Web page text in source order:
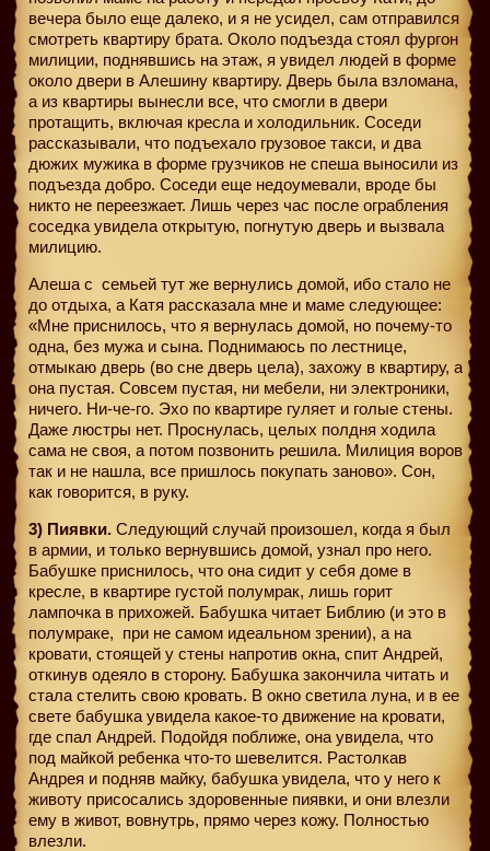
вечера было еще далеко, и я не усидел, сам отправился
смотреть квартиру брата. Около подъезда стоял фургон
милиции, поднявшись на этаж, я увидел людей в форме
около двери в Алешину квартиру. Дверь была взломана,
а из квартиры вынесли все, что смогли в двери
протащить, включая кресла и холодильник. Соседи
рассказывали, что подъехало грузовое такси, и два
дюжих мужика в форме грузчиков не спеша выносили из
подъезда добро. Соседи еще недоумевали, вроде бы
никто не переезжает. Лишь через час после ограбления
соседка увидела открытую, погнутую дверь и вызвала
милицию.
Алеша с семьей тут же вернулись домой, ибо стало не
до отдыха, а Катя рассказала мне и маме следующее:
«Мне приснилось, что я вернулась домой, но почему-то
одна, без мужа и сына. Поднимаюсь по лестнице,
отмыкаю дверь (во сне дверь цела), захожу в квартиру, а
она пустая. Совсем пустая, ни мебели, ни электроники,
ничего. Ни-че-го. Эхо по квартире гуляет и голые стены.
Даже люстры нет. Проснулась, целых полдня ходила
сама не своя, а потом позвонить решила. Милиция воров
так и не нашла, все пришлось покупать заново». Сон,
как говорится, в руку.
3) Пиявки. Следующий случай произошел, когда я был
в армии, и только вернувшись домой, узнал про него.
Бабушке приснилось, что она сидит у себя доме в
кресле, в квартире густой полумрак, лишь горит
лампочка в прихожей. Бабушка читает Библию (и это в
полумраке, при не самом идеальном зрении), а на
кровати, стоящей у стены напротив окна, спит Андрей,
откинув одеяло в сторону. Бабушка закончила читать и
стала стелить свою кровать. В окно светила луна, и в ее
свете бабушка увидела какое-то движение на кровати,
где спал Андрей. Подойдя поближе, она увидела, что
под майкой ребенка что-то шевелится. Растолкав
Андрея и подняв майку, бабушка увидела, что у него к
животу присосались здоровенные пиявки, и они влезли
ему в живот, вовнутрь, прямо через кожу. Полностью
влезли.